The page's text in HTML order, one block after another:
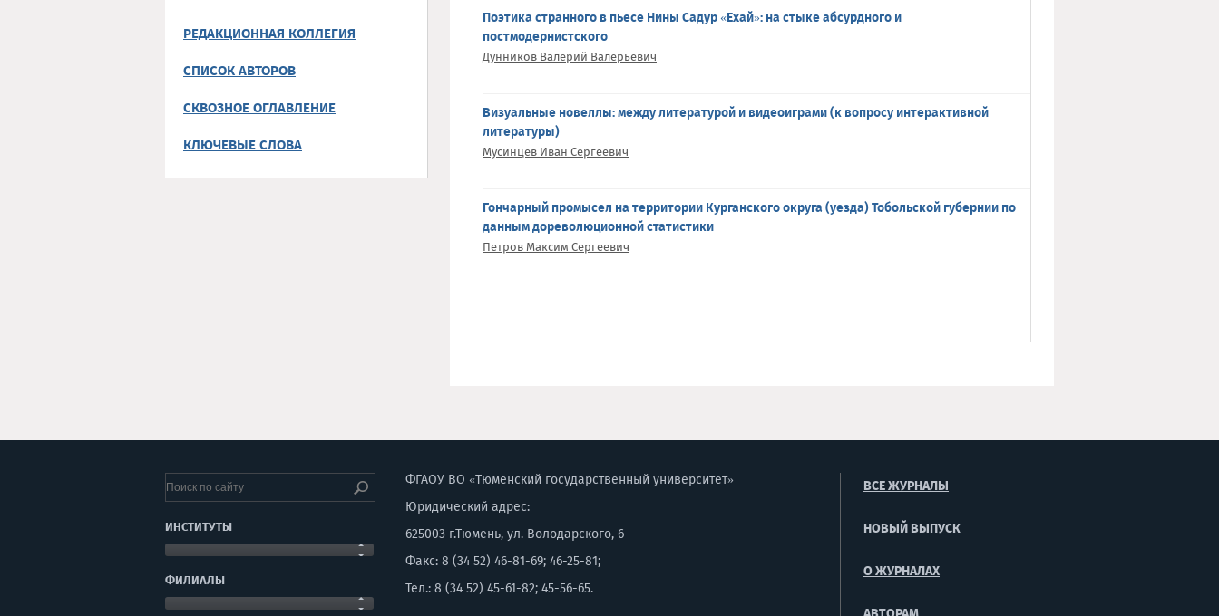
РЕДАКЦИОННАЯ КОЛЛЕГИЯ
СПИСОК АВТОРОВ
СКВОЗНОЕ ОГЛАВЛЕНИЕ
КЛЮЧЕВЫЕ СЛОВА
Поэтика странного в пьесе Нины Садур «Ехай»: на стыке абсурдного и
постмодернистского
Дунников Валерий Валерьевич
Визуальные новеллы: между литературой и видеоиграми (к вопросу интерактивной
литературы)
Мусинцев Иван Сергеевич
Гончарный промысел на территории Курганского округа (уезда) Тобольской губернии по
данным дореволюционной статистики
Петров Максим Сергеевич
ИНСТИТУТЫ
ФИЛИАЛЫ
ФГАОУ ВО «Тюменский государственный университет»
Юридический адрес:
625003 г.Тюмень, ул. Володарского, 6
Факс: 8 (34 52) 46-81-69; 46-25-81;
Тел.: 8 (34 52) 45-61-82; 45-56-65.
ВСЕ ЖУРНАЛЫ
НОВЫЙ ВЫПУСК
О ЖУРНАЛАХ